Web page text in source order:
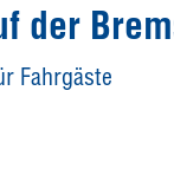
der
Fahrgäste